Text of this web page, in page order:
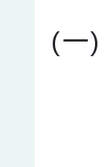
(一)